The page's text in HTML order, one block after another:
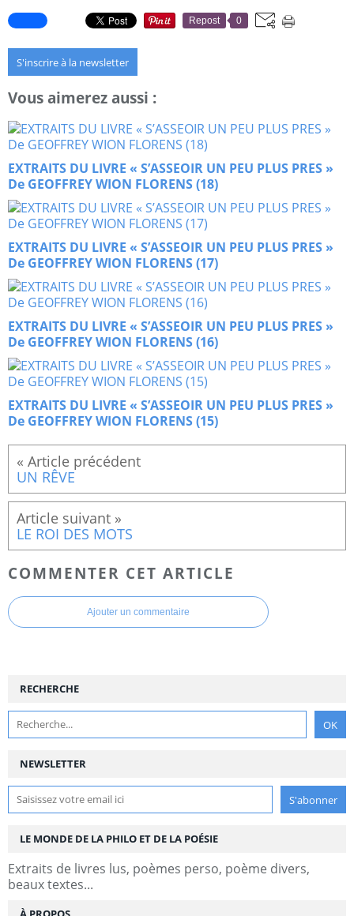
Repost 0
S'inscrire à la newsletter
Vous aimerez aussi :
EXTRAITS DU LIVRE « S’ASSEOIR UN PEU PLUS PRES »
De GEOFFREY WION FLORENS (18)
EXTRAITS DU LIVRE « S’ASSEOIR UN PEU PLUS PRES »
De GEOFFREY WION FLORENS (17)
EXTRAITS DU LIVRE « S’ASSEOIR UN PEU PLUS PRES »
De GEOFFREY WION FLORENS (16)
EXTRAITS DU LIVRE « S’ASSEOIR UN PEU PLUS PRES »
De GEOFFREY WION FLORENS (15)
UN RÊVE
LE ROI DES MOTS
COMMENTER CET ARTICLE
Ajouter un commentaire
NEWSLETTER
RECHERCHE
LE MONDE DE LA PHILO ET DE LA POÉSIE
Extraits de livres lus, poèmes perso, poème divers,
beaux textes...